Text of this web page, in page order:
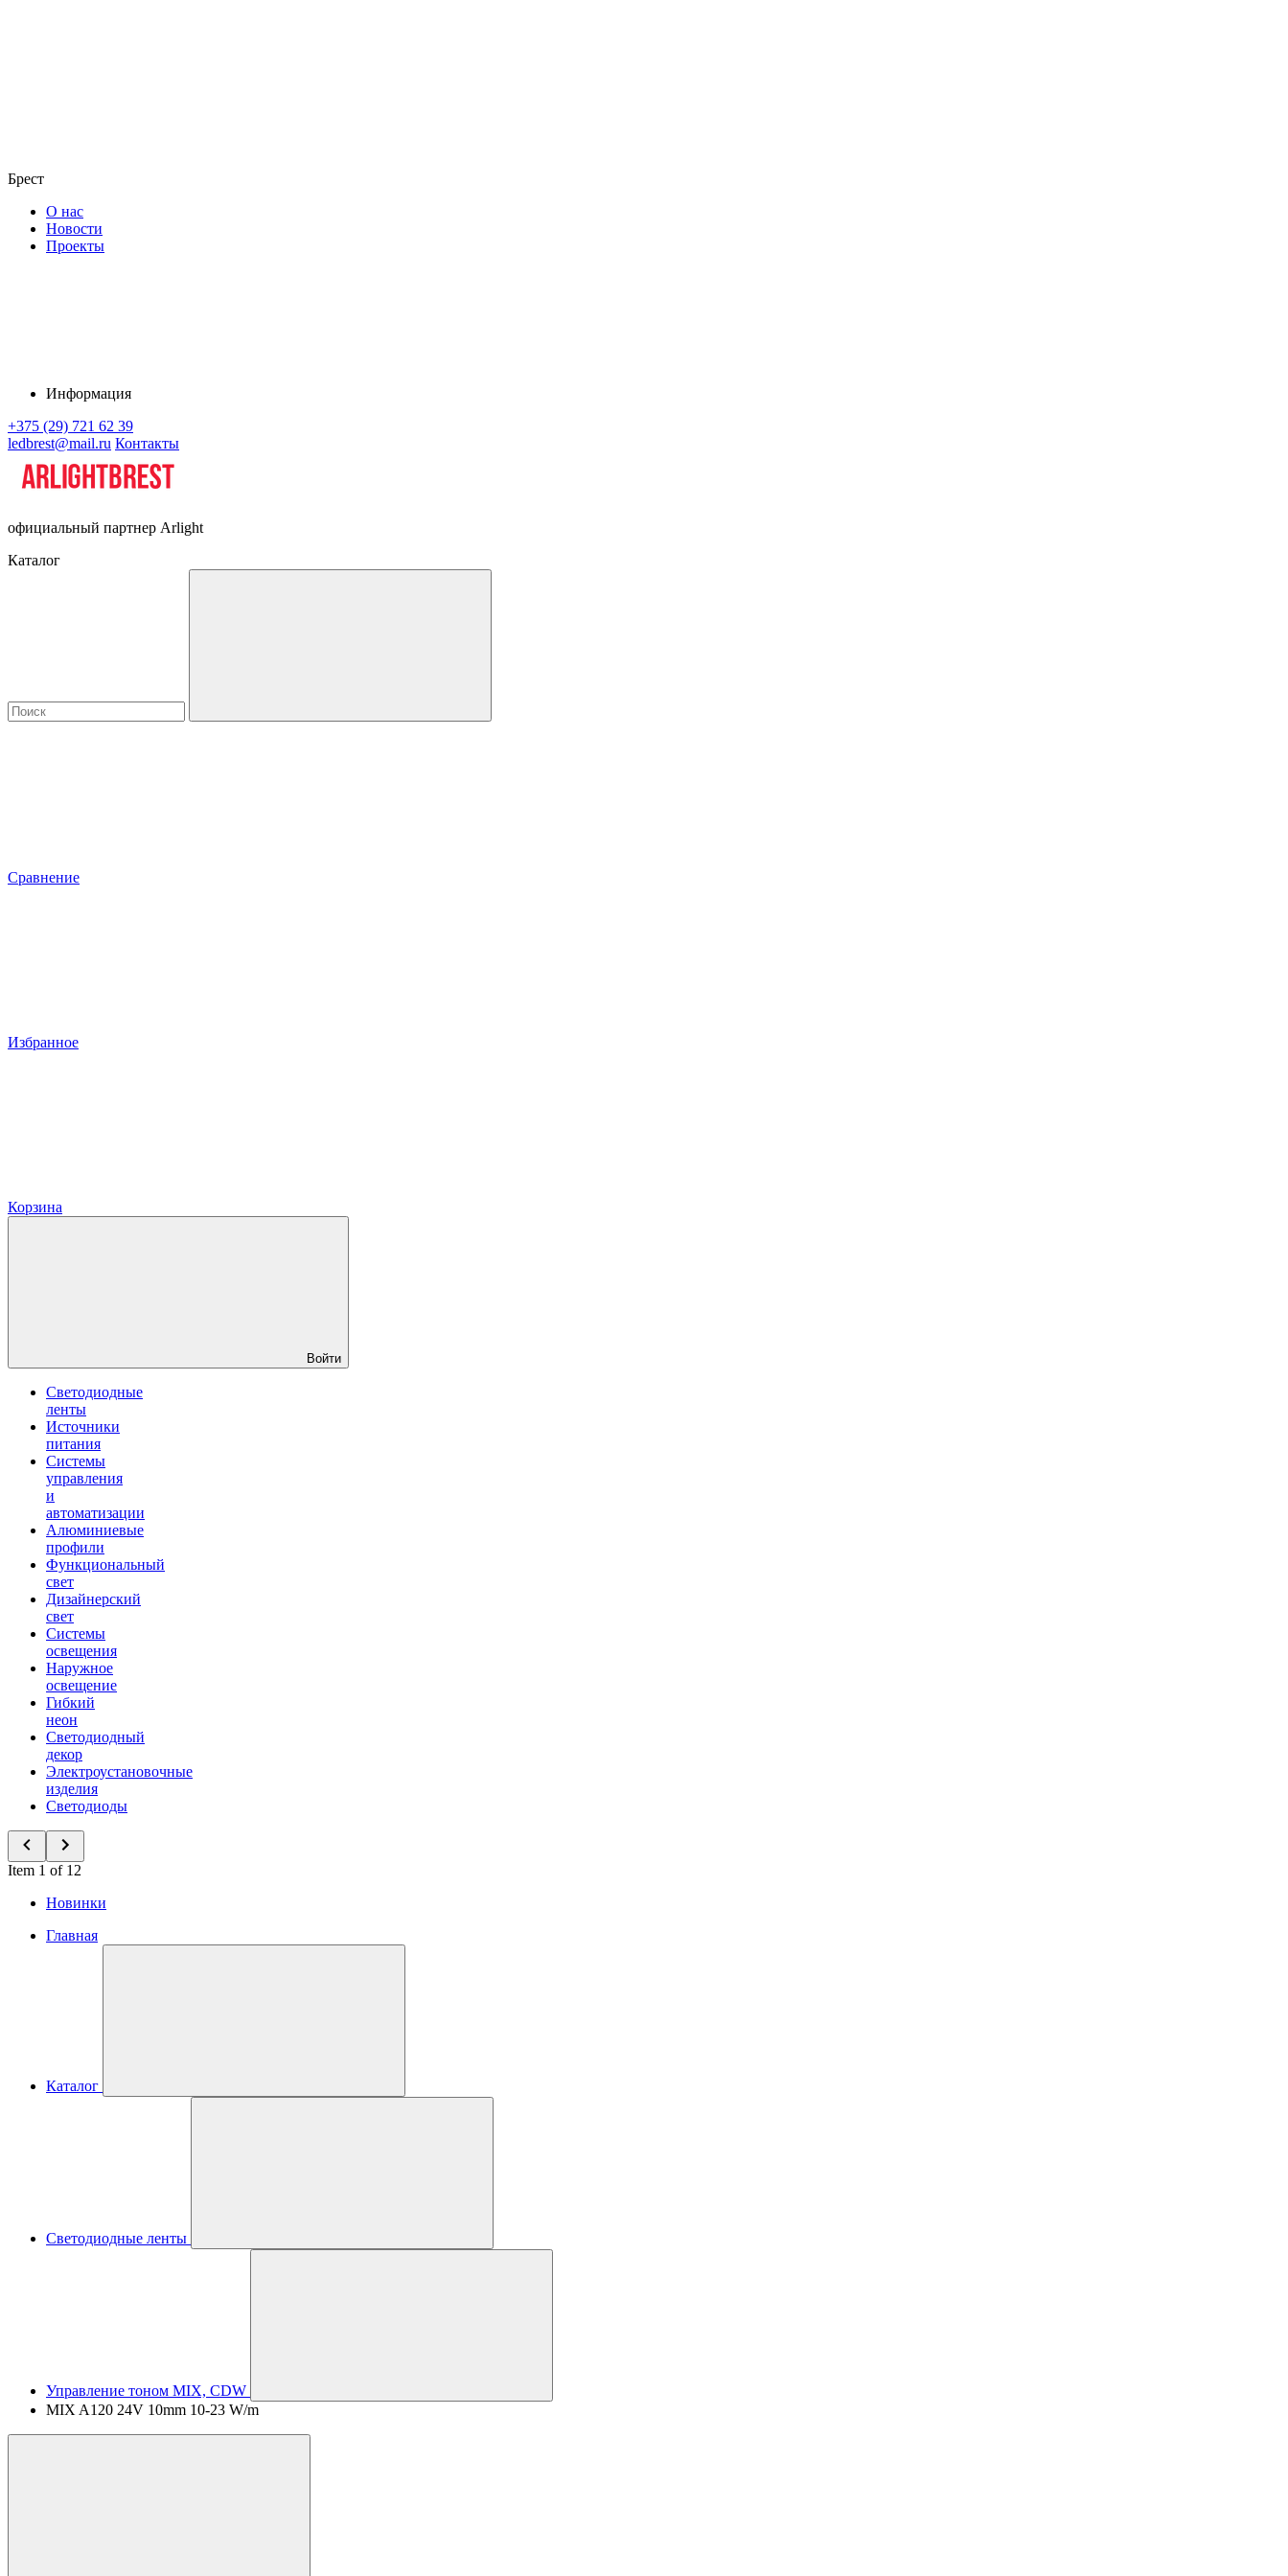
Брест
О нас
Новости
Проекты
Информация
+375 (29) 721 62 39
ledbrest@mail.ru Контакты
официальный партнер Arlight
Каталог
Сравнение
Избранное
Корзина
Войти
Светодиодные
ленты
Источники
питания
Системы
управления
и
автоматизации
Алюминиевые
профили
Функциональный
свет
Дизайнерский
свет
Системы
освещения
Наружное
освещение
Гибкий
неон
Светодиодный
декор
Электроустановочные
изделия
Светодиоды
Item 1 of 12
Новинки
Главная
Каталог
Светодиодные ленты
Управление тоном MIX, CDW
MIX A120 24V 10mm 10-23 W/m